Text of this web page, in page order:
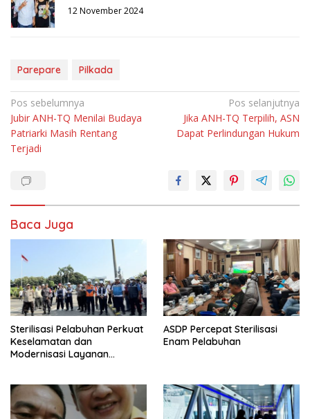
12 November 2024
Parepare Pilkada
Navigasi
pos
Pos sebelumnya
Jubir ANH-TQ Menilai Budaya
Patriarki Masih Rentang
Terjadi
Pos selanjutnya
Jika ANH-TQ Terpilih, ASN
Dapat Perlindungan Hukum
Baca Juga
Sterilisasi Pelabuhan Perkuat
Keselamatan dan
Modernisasi Layanan
ASDP Percepat Sterilisasi
Enam Pelabuhan